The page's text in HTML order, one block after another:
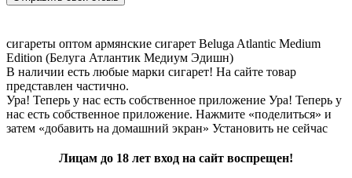
сигареты оптом армянские сигарет Beluga Atlantic Medium
Edition (Белуга Атлантик Медиум Эдишн)
В наличии есть любые марки сигарет! На сайте товар
представлен частично.
Ура! Теперь у нас есть собственное приложение Ура! Теперь у
нас есть собственное приложение. Нажмите «поделиться» и
затем «добавить на домашний экран» Установить не сейчас
Лицам до 18 лет вход на сайт воспрещен!